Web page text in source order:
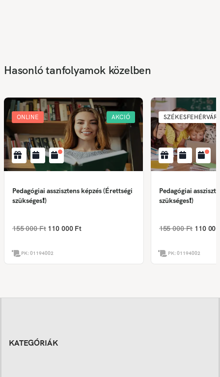
Hasonló tanfolyamok közelben
ONLINE AKCIÓ
Pedagógiai asszisztens képzés (Érettségi
szükséges❗)
155 000 Ft 110 000 Ft
PK:01194002
SZÉKESFEHÉRVÁR
Pedagógiai
szükséges❗)
155 000 Ft 110
PK:01194002
KATEGÓRIÁK